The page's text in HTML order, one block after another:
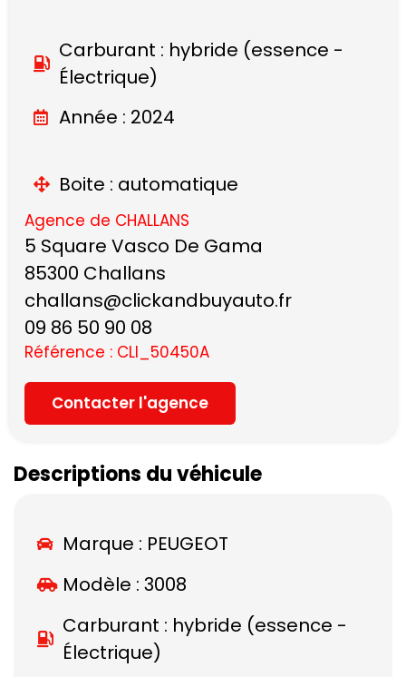
Carburant : hybride (essence -
Électrique)
Année : 2024
Boite : automatique
Agence de CHALLANS
5 Square Vasco De Gama
85300 Challans
challans@clickandbuyauto.fr
09 86 50 90 08
Référence : CLI_50450A
Contacter l'agence
Descriptions du véhicule
Marque : PEUGEOT
Modèle : 3008
Carburant : hybride (essence -
Électrique)